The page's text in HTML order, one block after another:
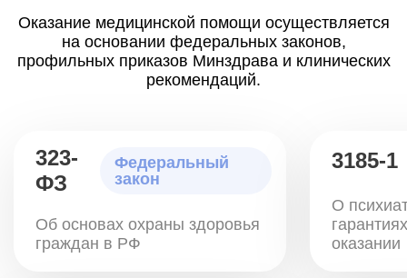
Оказание медицинской помощи осуществляется
на основании федеральных законов,
профильных приказов Минздрава и клинических
рекомендаций.
323-
ФЗ
Федеральный
закон
Об основах охраны здоровья
граждан в РФ
3185-1
О
оказании